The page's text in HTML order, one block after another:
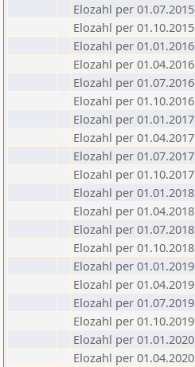
Elozahl per 01.07.2015
Elozahl per 01.10.2015
Elozahl per 01.01.2016
Elozahl per 01.04.2016
Elozahl per 01.07.2016
Elozahl per 01.10.2016
Elozahl per 01.01.2017
Elozahl per 01.04.2017
Elozahl per 01.07.2017
Elozahl per 01.10.2017
Elozahl per 01.01.2018
Elozahl per 01.04.2018
Elozahl per 01.07.2018
Elozahl per 01.10.2018
Elozahl per 01.01.2019
Elozahl per 01.04.2019
Elozahl per 01.07.2019
Elozahl per 01.10.2019
Elozahl per 01.01.2020
Elozahl per 01.04.2020